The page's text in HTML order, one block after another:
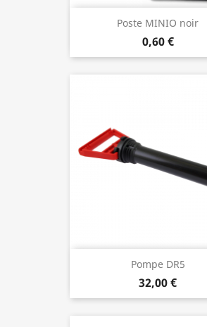
Poste MINIO noir
0,60 €
Pompe DR5
32,00 €